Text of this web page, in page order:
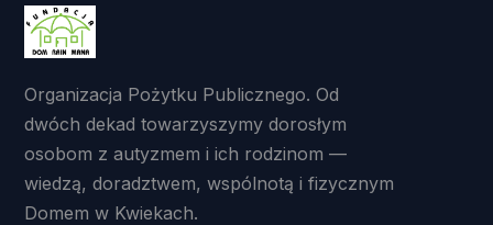
Organizacja Pożytku Publicznego. Od
dwóch dekad towarzyszymy dorosłym
osobom z autyzmem i ich rodzinom —
wiedzą, doradztwem, wspólnotą i fizycznym
Domem w Kwiekach.